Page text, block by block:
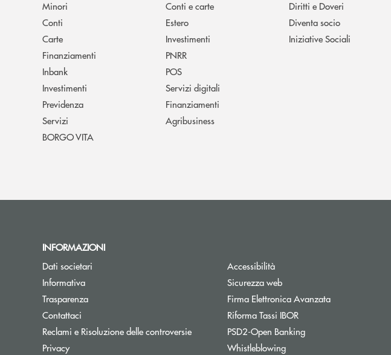
Minori
Conti
Carte
Finanziamenti
Inbank
Investimenti
Previdenza
Servizi
BORGO VITA
Conti e carte
Estero
Investimenti
PNRR
POS
Servizi digitali
Finanziamenti
Agribusiness
Diritti e Doveri
Diventa socio
Iniziative Sociali
INFORMAZIONI
Dati societari
Informativa
Trasparenza
Contattaci
Reclami e Risoluzione delle controversie
Privacy
Accessibilità
Sicurezza web
Firma Elettronica Avanzata
Riforma Tassi IBORApre una nuova finestra
PSD2-Open BankingApre una nuova finestra
Whistleblowing